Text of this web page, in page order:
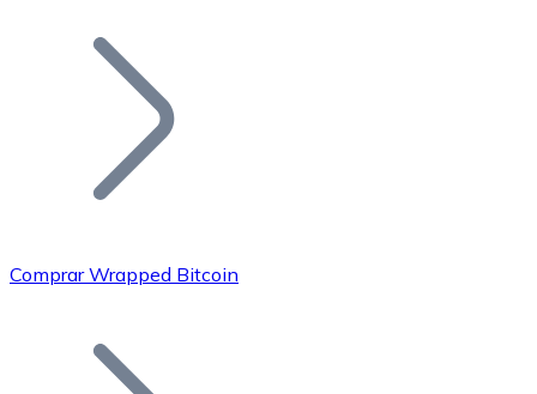
Añade tu proyecto a nuestro ecosistema.
Bitcoin
Comprar Wrapped Bitcoin